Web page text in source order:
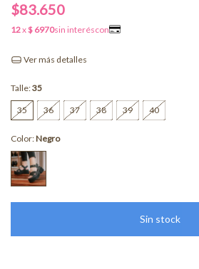
$83.650
Ver más detalles
Talle:35
35 36 37 38 39 40
Color:Negro